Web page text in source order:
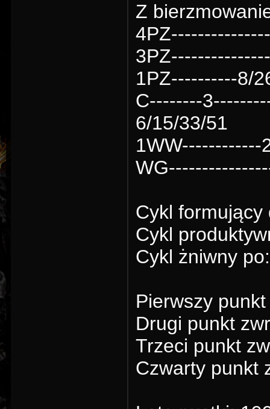
Z
1PZ----------8/
C--------
6/15/33/51
Cykl
Cykl
Cykl żniwny
Pierwszy
Drugi punkt
Trzeci punkt
Czwarty punkt